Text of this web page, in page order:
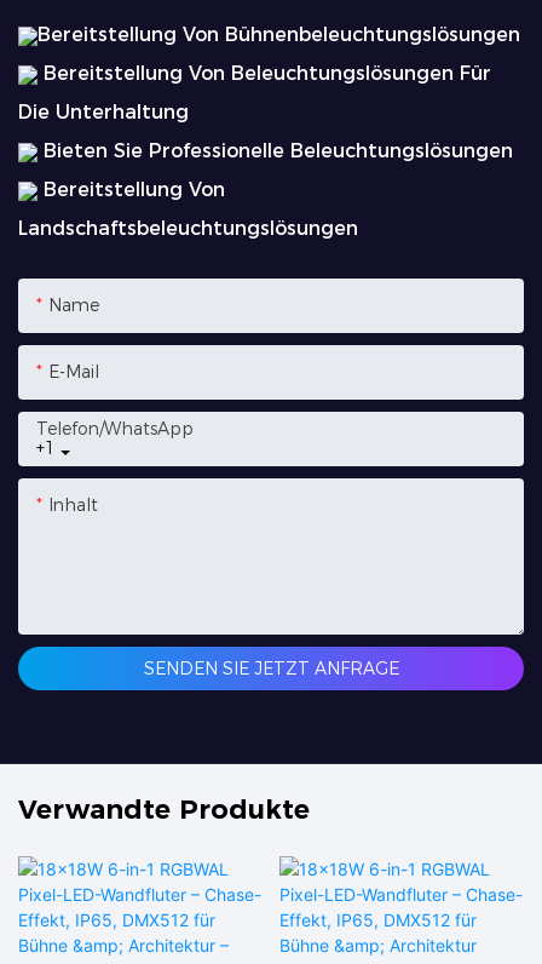
Bereitstellung Von Bühnenbeleuchtungslösungen
Bereitstellung Von Beleuchtungslösungen Für
Die Unterhaltung
Bieten Sie Professionelle Beleuchtungslösungen
Bereitstellung Von
Landschaftsbeleuchtungslösungen
Name
E-Mail
+1
Telefon/WhatsApp
Inhalt
SENDEN SIE JETZT ANFRAGE
Verwandte Produkte